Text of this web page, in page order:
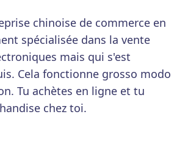
chinoise de commerce en
spécialisée dans la vente
mais qui s'est
Cela fonctionne grosso modo
Tu achètes en ligne et tu
chez toi.